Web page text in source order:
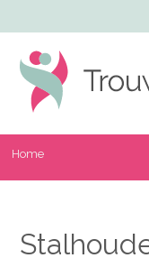
Home